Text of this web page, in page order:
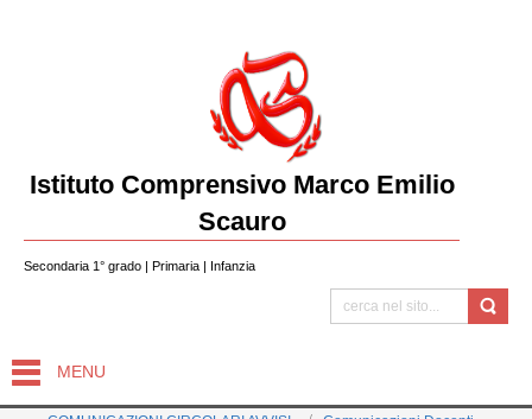
Istituto Comprensivo Marco Emilio
Scauro
Secondaria 1° grado | Primaria | Infanzia
MENU